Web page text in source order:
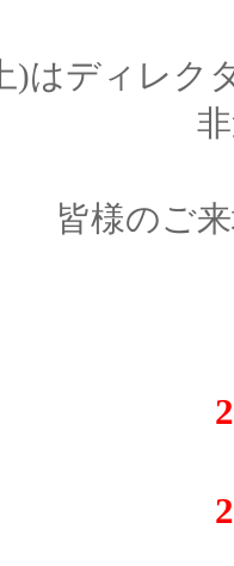
)はディレク
皆様のご